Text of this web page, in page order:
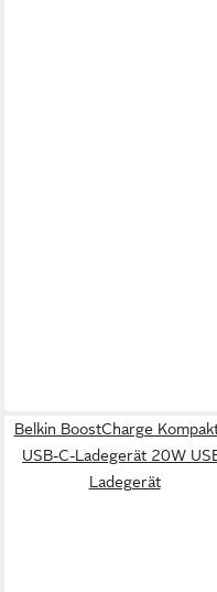
Belkin BoostCharge
USB-C-Ladegerät 20W
Ladegerät